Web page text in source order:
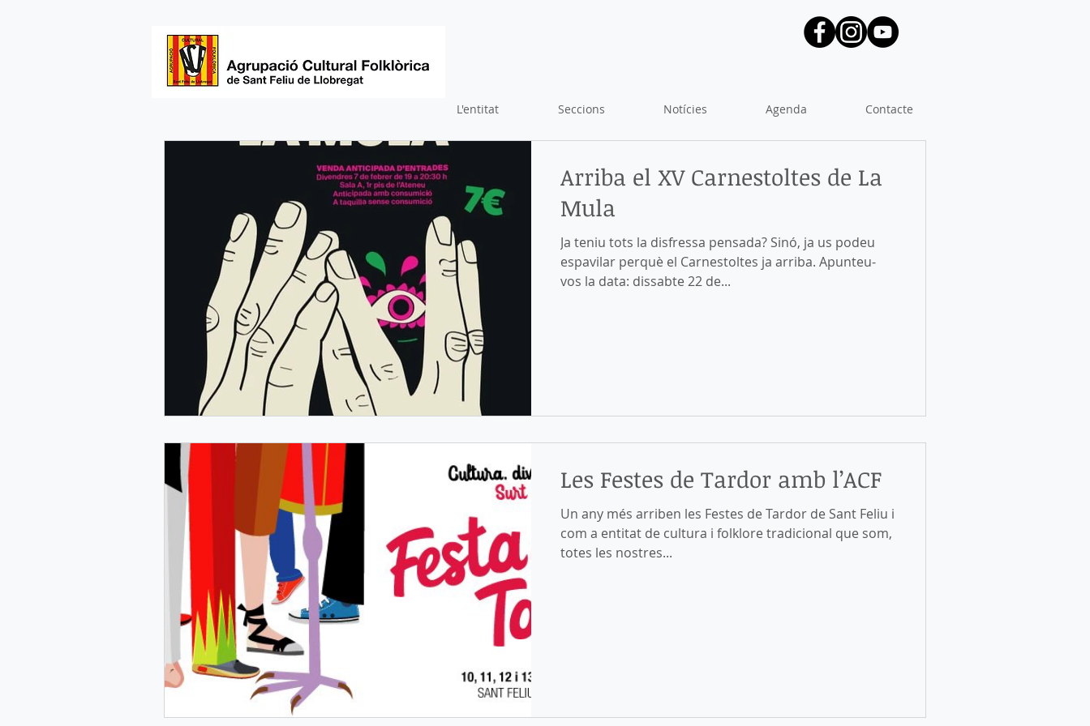
L'entitat Seccions Notícies Agenda Contacte
Arriba el XV Carnestoltes de La
Mula
Ja teniu tots la disfressa pensada? Sinó, ja us podeu
espavilar perquè el Carnestoltes ja arriba. Apunteu-
vos la data: dissabte 22 de...
Les Festes de Tardor amb l’ACF
Un any més arriben les Festes de Tardor de Sant Feliu i
com a entitat de cultura i folklore tradicional que som,
totes les nostres...